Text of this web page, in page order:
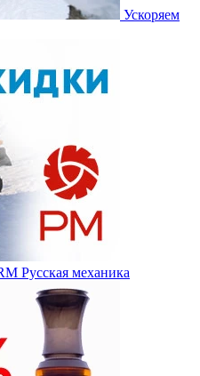
Ускоряем
Русская механика